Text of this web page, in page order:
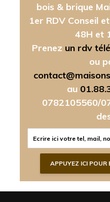
bois & brique
1er RDV Conseil
48H et
Prenez un rdv
ou
au
0782105560/